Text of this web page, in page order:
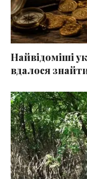
Найвідоміші
вдалося